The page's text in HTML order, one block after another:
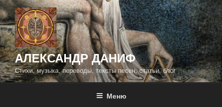
Перейти
к
содержимому
АЛЕКСАНДР ДАНИФ
Стихи, музыка, переводы, тексты песен, статьи, блог
Меню